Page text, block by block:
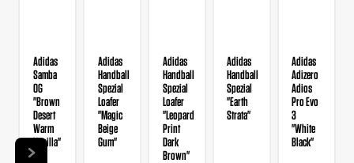
Adidas
Samba
OG
"Brown
Desert
Warm
Vanilla"
Adidas
Handball
Spezial
Loafer
"Magic
Beige
Gum"
Adidas
Handball
Spezial
Loafer
"Leopard
Print
Dark
Brown"
Adidas
Handball
Spezial
"Earth
Strata"
Adidas
Adizero
Adios
Pro Evo
3
"White
Black"